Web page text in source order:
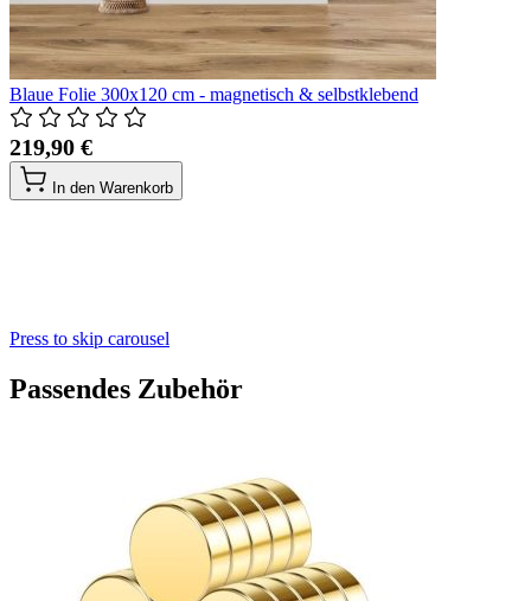
Blaue Folie 300x120 cm - magnetisch & selbstklebend
219,90 €
In den Warenkorb
Press to skip carousel
Passendes Zubehör